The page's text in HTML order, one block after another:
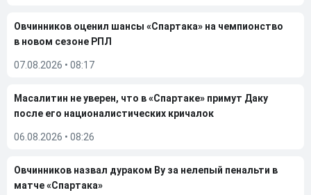
Овчинников оценил шансы «Спартака» на чемпионство
в новом сезоне РПЛ
07.08.2026 • 08:17
Масалитин не уверен, что в «Спартаке» примут Даку
после его националистических кричалок
06.08.2026 • 08:26
Овчинников назвал дураком Ву за нелепый пенальти в
матче «Спартака»